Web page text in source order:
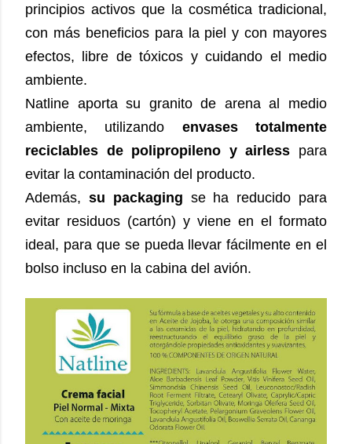
principios activos que la cosmética tradicional,
con más beneficios para la piel y con mayores
efectos, libre de tóxicos y cuidando el medio
ambiente.
Natline aporta su granito de arena al medio
ambiente, utilizando envases totalmente
reciclables de polipropileno y airless para
evitar la contaminación del producto.
Además, su packaging se ha reducido para
evitar residuos (cartón) y viene en el formato
ideal, para que se pueda llevar fácilmente en el
bolso incluso en la cabina del avión.